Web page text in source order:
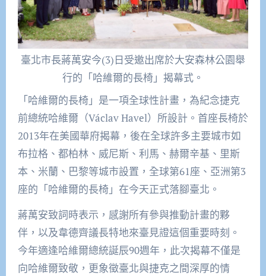
臺北市長蔣萬安今(3)日受邀出席於大安森林公園舉
行的「哈維爾的長椅」揭幕式。
「哈維爾的長椅」是一項全球性計畫，為紀念捷克
前總統哈維爾（Václav Havel）所設計。首座長椅於
2013年在美國華府揭幕，後在全球許多主要城市如
布拉格、都柏林、威尼斯、利馬、赫爾辛基、里斯
本、米蘭、巴黎等城市設置，全球第61座、亞洲第3
座的「哈維爾的長椅」在今天正式落腳臺北。
蔣萬安致詞時表示，感謝所有參與推動計畫的夥
伴，以及韋德齊議長特地來臺見證這個重要時刻。
今年適逢哈維爾總統誕辰90週年，此次揭幕不僅是
向哈維爾致敬，更象徵臺北與捷克之間深厚的情